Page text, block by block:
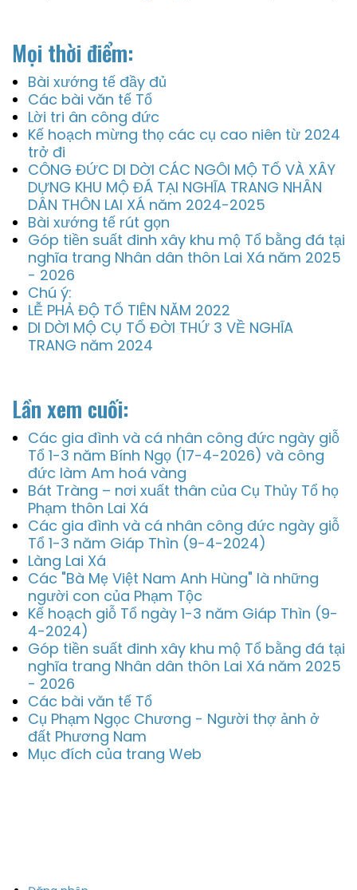
Mọi thời điểm:
Bài xướng tế đầy đủ
Các bài văn tế Tổ
Lời tri ân công đức
Kế hoạch mừng thọ các cụ cao niên từ 2024
trở đi
CÔNG ĐỨC DI DỜI CÁC NGÔI MỘ TỔ VÀ XÂY
DỰNG KHU MỘ ĐÁ TẠI NGHĨA TRANG NHÂN
DÂN THÔN LAI XÁ năm 2024-2025
Bài xướng tế rút gọn
Góp tiền suất đinh xây khu mộ Tổ bằng đá tại
nghĩa trang Nhân dân thôn Lai Xá năm 2025
- 2026
Chú ý:
LỄ PHẢ ĐỘ TỔ TIÊN NĂM 2022
DI DỜI MỘ CỤ TỔ ĐỜI THỨ 3 VỀ NGHĨA
TRANG năm 2024
Lần xem cuối:
Các gia đình và cá nhân công đức ngày giỗ
Tổ 1-3 năm Bính Ngọ (17-4-2026) và công
đức làm Am hoá vàng
Bát Tràng – nơi xuất thân của Cụ Thủy Tổ họ
Phạm thôn Lai Xá
Các gia đình và cá nhân công đức ngày giỗ
Tổ 1-3 năm Giáp Thìn (9-4-2024)
Làng Lai Xá
Các "Bà Mẹ Việt Nam Anh Hùng" là những
người con của Phạm Tộc
Kế hoạch giỗ Tổ ngày 1-3 năm Giáp Thìn (9-
4-2024)
Góp tiền suất đinh xây khu mộ Tổ bằng đá tại
nghĩa trang Nhân dân thôn Lai Xá năm 2025
- 2026
Các bài văn tế Tổ
Cụ Phạm Ngọc Chương - Người thợ ảnh ở
đất Phương Nam
Mục đích của trang Web